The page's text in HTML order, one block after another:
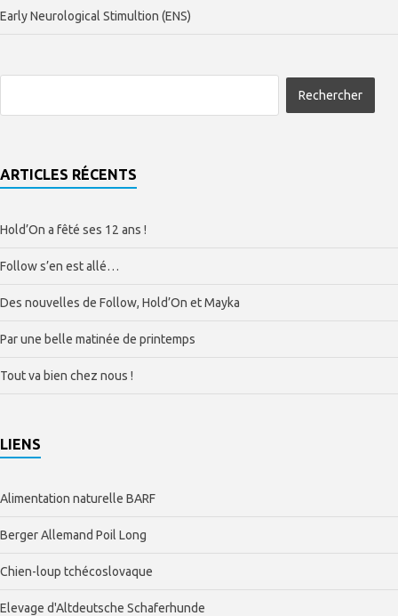
Early Neurological Stimultion (ENS)
ARTICLES RÉCENTS
Hold’On a fêté ses 12 ans !
Follow s’en est allé…
Des nouvelles de Follow, Hold’On et Mayka
Par une belle matinée de printemps
Tout va bien chez nous !
LIENS
Alimentation naturelle BARF
Berger Allemand Poil Long
Chien-loup tchécoslovaque
Elevage d'Altdeutsche Schaferhunde